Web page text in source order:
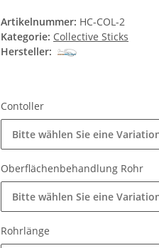
Artikelnummer: HC-COL-2
Kategorie: Collective Sticks
Hersteller:
Contoller
Bitte wählen Sie eine
Oberflächenbehandlung Rohr
Bitte wählen Sie eine
Rohrlänge